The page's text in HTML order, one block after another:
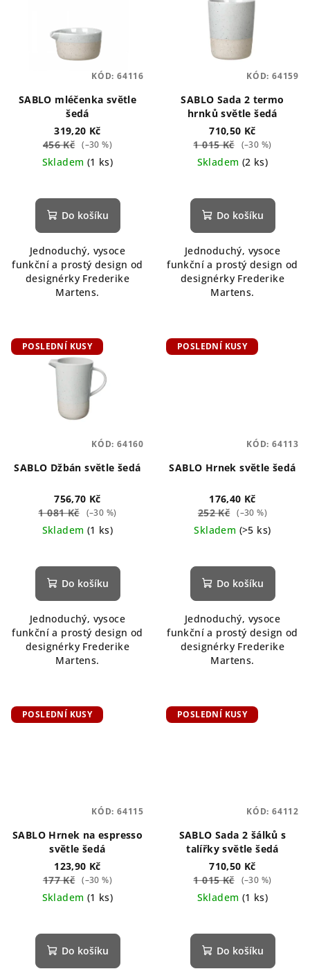
SABLO mléčenka světle
šedá
319,20 Kč
456 Kč (–30 %)
Skladem (1 ks)
Do košíku
Jednoduchý, vysoce
funkční a prostý design od
designérky Frederike
Martens.
KÓD: 64116
SABLO Sada 2 termo
hrnků světle šedá
710,50 Kč
1 015 Kč
(–30 %)
Skladem (2 ks)
Do košíku
Jednoduchý, vysoce
funkční a prostý design od
designérky Frederike
Martens.
KÓD: 64159
POSLEDNÍ KUSY
SABLO Džbán světle šedá
756,70 Kč
1 081 Kč
(–30 %)
Skladem (1 ks)
Do košíku
Jednoduchý, vysoce
funkční a prostý design od
designérky Frederike
Martens.
KÓD: 64160
POSLEDNÍ KUSY
SABLO Hrnek světle šedá
176,40 Kč
252 Kč (–30 %)
Skladem (>5 ks)
Do košíku
Jednoduchý, vysoce
funkční a prostý design od
designérky Frederike
Martens.
KÓD: 64113
POSLEDNÍ KUSY
SABLO Hrnek na espresso
světle šedá
123,90 Kč
177 Kč (–30 %)
Skladem (1 ks)
Do košíku
KÓD: 64115
POSLEDNÍ KUSY
SABLO Sada 2 šálků s
talířky světle šedá
710,50 Kč
1 015 Kč
(–30 %)
Skladem (1 ks)
Do košíku
KÓD: 64112